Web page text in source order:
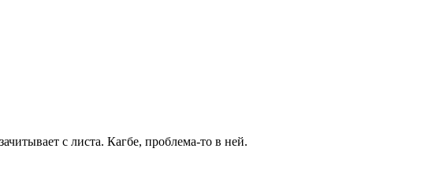
с листа. Кагбе, проблема-то в ней.